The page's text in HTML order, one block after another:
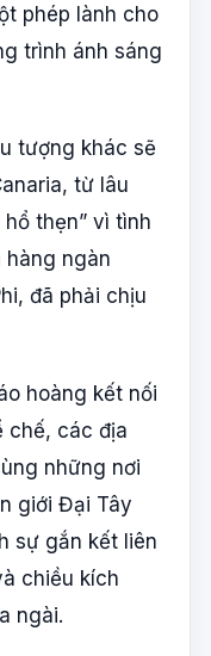
phép lành cho
trình ánh sáng
tượng khác sẽ
từ lâu
thẹn” vì tình
hàng ngàn
đã phải chịu
hoàng kết nối
chế, các địa
những nơi
giới Đại Tây
sự gắn kết liên
chiều kích
ngài.